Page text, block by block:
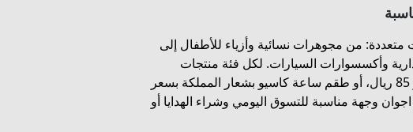
متعددة: من مجوهرات نسائية وأزياء للأطفال إلى
وأكسسوارات السيارات. لكل فئة منتجات
مميزة، مثل اسوارة كارتير بسعر 85 ريال، أو طقم ساعة كاسيو بشعار المملكة بسعر
اجوان وجهة مناسبة للتسوق اليومي وشراء الهدايا أو